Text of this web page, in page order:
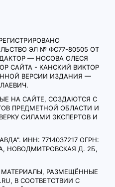
ЭЛ № ФС77-80505 ОТ
— НОСОВА ОЛЕСЯ
САЙТА - КАНСКИЙ ВИКТОР
ВЕРСИИ ИЗДАНИЯ —
НА САЙТЕ, СОЗДАЮТСЯ С
ПРЕДМЕТНОЙ ОБЛАСТИ И
СИЛАМИ ЭКСПЕРТОВ И
ИНН: 7714037217 ОГРН:
НОВОДМИТРОВСКАЯ Д. 2Б,
РАЗМЕЩЁННЫЕ
В СООТВЕТСТВИИ С